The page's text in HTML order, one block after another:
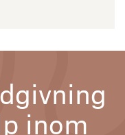
inom